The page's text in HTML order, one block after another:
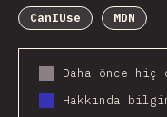
CanIUse
MDN
Daha önce hiç
Hakkında